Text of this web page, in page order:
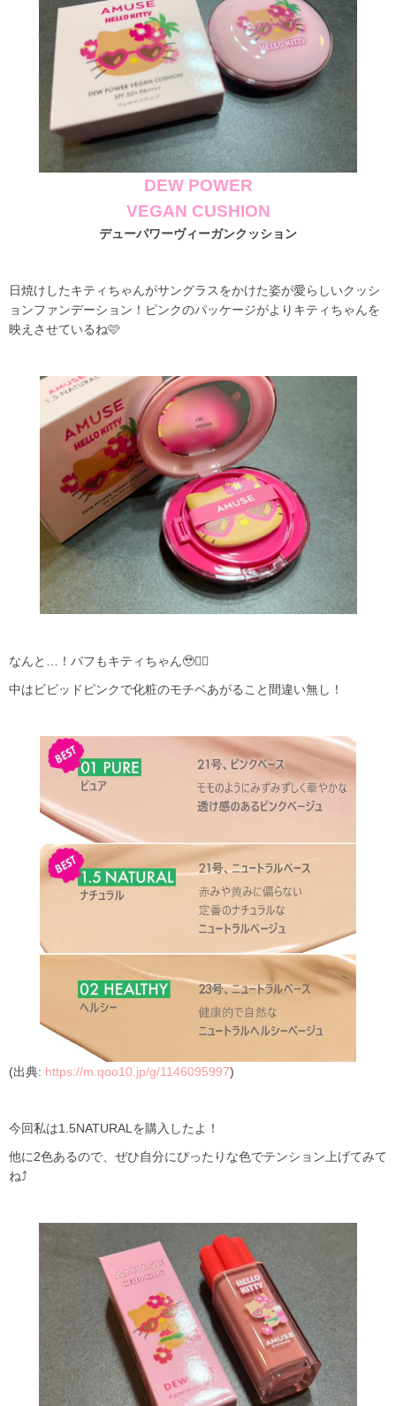
DEW POWER
VEGAN CUSHION
デューパワーヴィーガンクッション
日焼けしたキティちゃんがサングラスをかけた姿が愛らしいクッシ
ョンファンデーション！ピンクのパッケージがよりキティちゃんを
映えさせているね🩷
なんと…！パフもキティちゃん🥹❤️‍🔥
中はビビッドピンクで化粧のモチベあがること間違い無し！
(出典: https://m.qoo10.jp/g/1146095997)
今回私は1.5NATURALを購入したよ！
他に2色あるので、ぜひ自分にぴったりな色でテンション上げてみて
ね⤴️